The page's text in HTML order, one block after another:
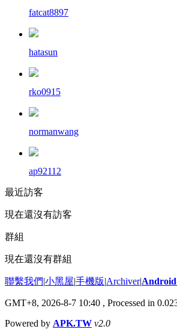
fatcat8897
hatasun
rko0915
normanwang
ap92112
最近訪客
現在還沒有訪客
群組
現在還沒有群組
聯繫我們|小黑屋|手機版|Archiver|
GMT+8, 2026-8-7 10:40 , Processed in
Powered by APK.TW v2.0